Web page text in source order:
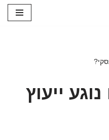
ייעוץ